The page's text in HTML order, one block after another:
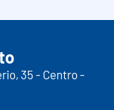
35 - Centro -